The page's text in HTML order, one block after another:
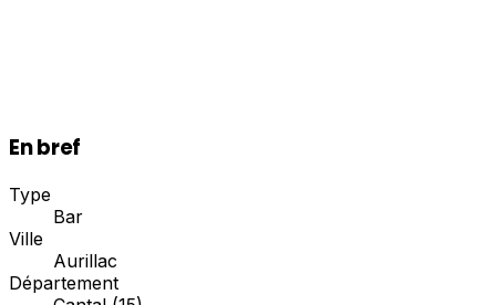
En bref
Type
Bar
Ville
Aurillac
Département